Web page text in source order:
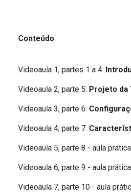
Conteúdo
Videoaula 1, partes 1 a 4:
Videoaula 2, parte 5: Projeto da
Videoaula 3, parte 6:
Videoaula 4, parte 7:
Videoaula 5, parte 8 - aula
Videoaula 6, parte 9 - aula
Videoaula 7, parte 10 - aula